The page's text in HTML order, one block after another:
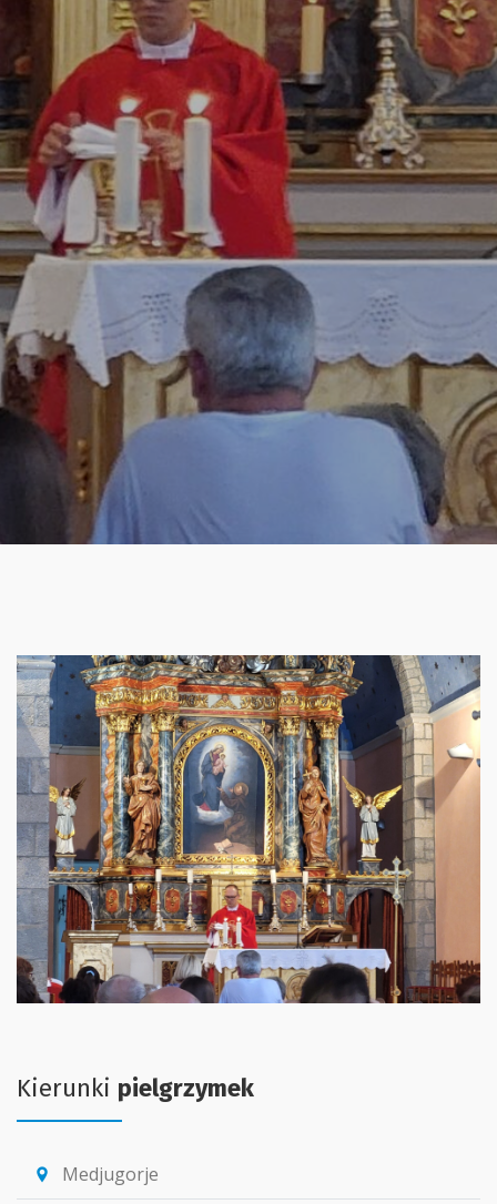
Kierunki pielgrzymek
location_pin Medjugorje